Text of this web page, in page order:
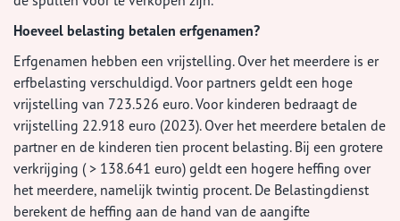
Hoeveel belasting betalen erfgenamen?
Erfgenamen hebben een vrijstelling. Over het meerdere is er
erfbelasting verschuldigd. Voor partners geldt een hoge
vrijstelling van 723.526 euro. Voor kinderen bedraagt de
vrijstelling 22.918 euro (2023). Over het meerdere betalen de
partner en de kinderen tien procent belasting. Bij een grotere
verkrijging ( > 138.641 euro) geldt een hogere heffing over
het meerdere, namelijk twintig procent. De Belastingdienst
berekent de heffing aan de hand van de aangifte